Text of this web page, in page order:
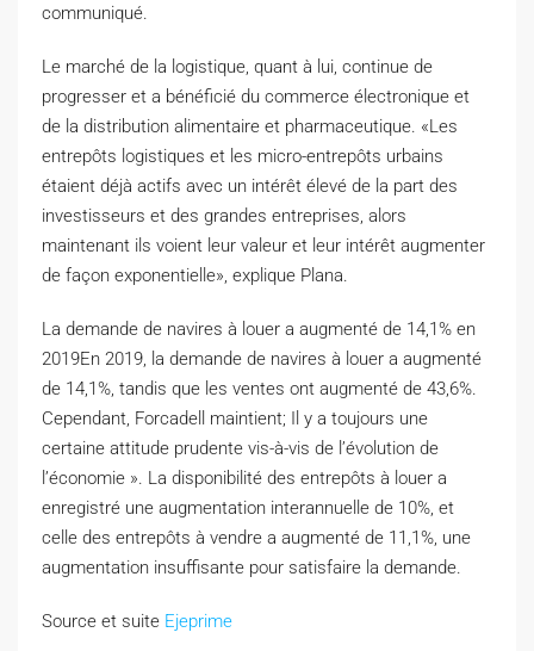
communiqué.
Le marché de la logistique, quant à lui, continue de
progresser et a bénéficié du commerce électronique et
de la distribution alimentaire et pharmaceutique. «Les
entrepôts logistiques et les micro-entrepôts urbains
étaient déjà actifs avec un intérêt élevé de la part des
investisseurs et des grandes entreprises, alors
maintenant ils voient leur valeur et leur intérêt augmenter
de façon exponentielle», explique Plana.
La demande de navires à louer a augmenté de 14,1% en
2019En 2019, la demande de navires à louer a augmenté
de 14,1%, tandis que les ventes ont augmenté de 43,6%.
Cependant, Forcadell maintient; Il y a toujours une
certaine attitude prudente vis-à-vis de l’évolution de
l’économie ». La disponibilité des entrepôts à louer a
enregistré une augmentation interannuelle de 10%, et
celle des entrepôts à vendre a augmenté de 11,1%, une
augmentation insuffisante pour satisfaire la demande.
Source et suite Ejeprime